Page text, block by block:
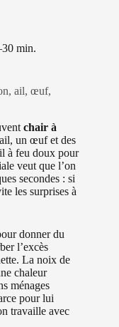
min.
ail, œuf,
chair à
un œuf et des
à feu doux pour
veut que l’on
secondes : si
les surprises à
donner du
l’excès
La noix de
chaleur
ménages
pour lui
travaille avec